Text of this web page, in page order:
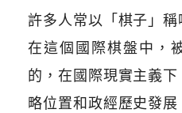
許多人常以「棋子」
在這個國際棋盤中，
的，在國際現實主義
略位置和政經歷史發